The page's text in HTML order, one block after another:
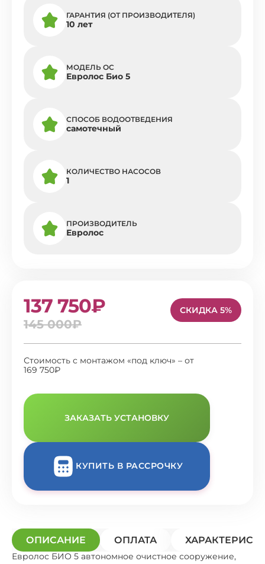
ГАРАНТИЯ (ОТ ПРОИЗВОДИТЕЛЯ)
10 лет
МОДЕЛЬ ОС
Евролос Био 5
СПОСОБ ВОДООТВЕДЕНИЯ
самотечный
КОЛИЧЕСТВО НАСОСОВ
1
ПРОИЗВОДИТЕЛЬ
Евролос
137 750₽
145 000₽
СКИДКА 5%
Стоимость с монтажом «под ключ» – от
169 750₽
ЗАКАЗАТЬ УСТАНОВКУ
КУПИТЬ В РАССРОЧКУ
ОПИСАНИЕ ОПЛАТА
Евролос БИО 5 автономное очистное сооружение,